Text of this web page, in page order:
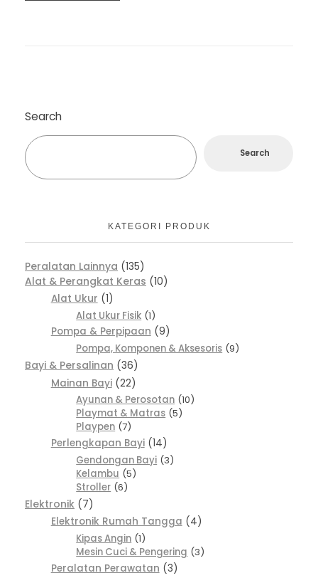
Search
Search
KATEGORI PRODUK
Peralatan Lainnya 135
Alat & Perangkat Keras 10
Alat Ukur
1
Alat Ukur Fisik 1
Pompa & Perpipaan
9
Pompa, Komponen & Aksesoris 9
Bayi & Persalinan 36
Mainan Bayi 22
Ayunan & Perosotan 10
Playmat & Matras 5
Playpen 7
Perlengkapan Bayi 14
Gendongan Bayi 3
Kelambu 5
Stroller 6
Elektronik 7
Elektronik Rumah Tangga
4
Kipas Angin 1
Mesin Cuci & Pengering 3
Peralatan Perawatan
3